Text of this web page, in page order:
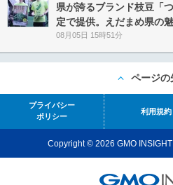
県が誇るブランド枝豆「
定で提供。えだまめ県の
08月05日 15時51分
ページの
プライバシー
ポリシー
利用規約
Copyright © 2026 GMO